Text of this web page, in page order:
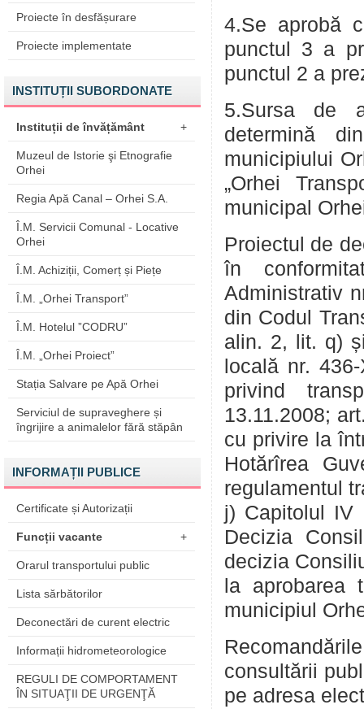
Proiecte în desfășurare
Proiecte implementate
INSTITUȚII SUBORDONATE
Instituții de învățământ +
Muzeul de Istorie şi Etnografie
Orhei
Regia Apă Canal – Orhei S.A.
Î.M. Servicii Comunal - Locative
Orhei
Î.M. Achiziții, Comerț și Piețe
Î.M. „Orhei Transport”
Î.M. Hotelul ”CODRU”
Î.M. „Orhei Proiect”
Stația Salvare pe Apă Orhei
Serviciul de supraveghere și
îngrijire a animalelor fără stăpân
INFORMAȚII PUBLICE
Certificate și Autorizații
Funcții vacante +
Orarul transportului public
Lista sărbătorilor
Deconectări de curent electric
Informații hidrometeorologice
REGULI DE COMPORTAMENT
ÎN SITUAŢII DE URGENŢĂ
4.Se aprobă
punctul 3 a
punctul 2 a
5.Sursa de
determină
municipiului
„Orhei
municipal
Proiectul de
în
Administrativ
din Codul
alin. 2, lit. q)
locală nr.
privind
13.11.2008;
cu privire la
Hotărîrea
regulamentul
j) Capitolul IV
Decizia
decizia
la
municipiul
consultării
pe adresa